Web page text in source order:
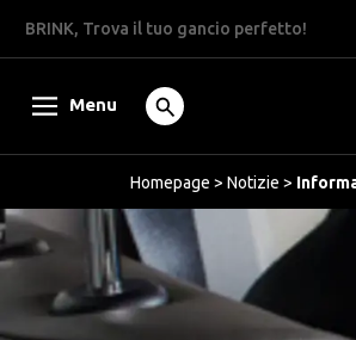
BRINK, Trova il tuo gancio perfetto!
Menu
Homepage > Notizie >